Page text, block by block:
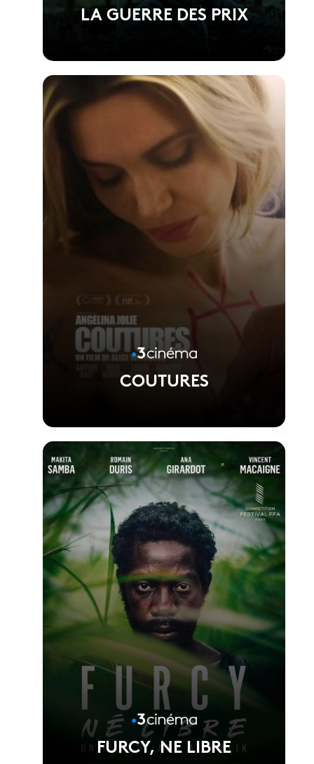
LA GUERRE DES PRIX
Réalisé par Anthony Dechaux
Voir la fiche du film
COUTURES
Voir la fiche du film
FURCY, NE LIBRE